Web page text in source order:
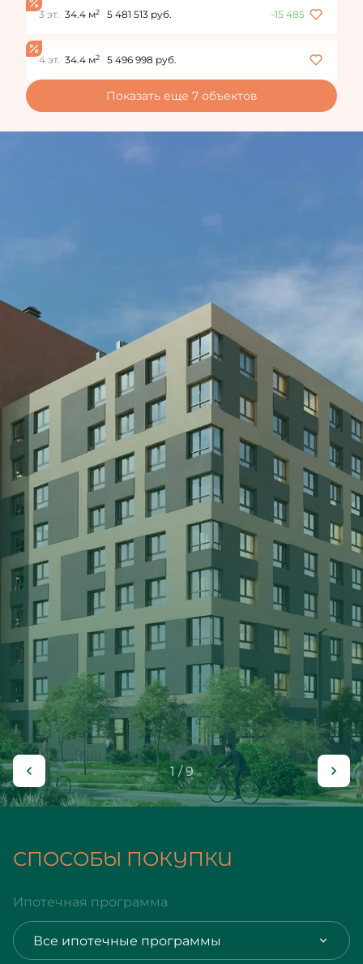
3 эт. 34.4 м2 5 481 513 руб. -15 485
4 эт. 34.4 м2 5 496 998 руб.
Показать еще 7 объектов
1 / 9
СПОСОБЫ ПОКУПКИ
Ипотечная программа
Все ипотечные программы